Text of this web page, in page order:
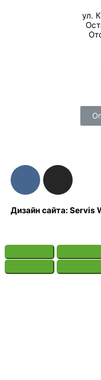
ул.
Дизайн сайта: Servis